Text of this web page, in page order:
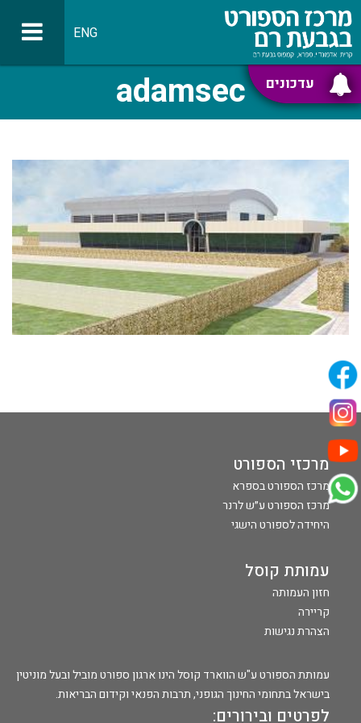
עדכונים
ENG
adamsec
מרכזי הספורט
מרכז הספורט בספרא
מרכז הספורט ע״ש לרנר
היחידה לספורט הישגי
עמותת קוסל
חזון העמותה
קריירה
הצהרת נגישות
עמותת הספורט ע"ש הווארד קוסל הינו ארגון ספורט מוביל ובעל מוניטין
בישראל בתחומי החינוך הגופני, תרבות הפנאי וקידום הבריאות.
לפרטים ובירורים: